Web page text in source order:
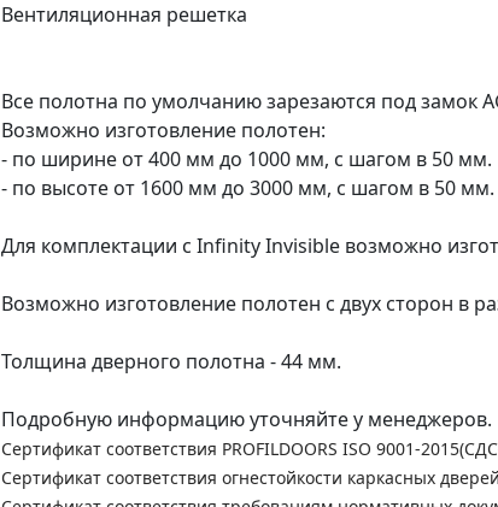
Вентиляционная решетка
Все полотна по умолчанию зарезаются под замок
Возможно изготовление полотен:
- по ширине от 400 мм до 1000 мм, с шагом в 50 мм.
- по высоте от 1600 мм до 3000 мм, с шагом в 50 мм.
Для комплектации с Infinity Invisible возможно
Возможно изготовление полотен с двух сторон в
Толщина дверного полотна - 44 мм.
Подробную информацию уточняйте у менеджеров.
Сертификат соответствия PROFILDOORS ISO 9001-
Сертификат соответствия огнестойкости каркасных дверей